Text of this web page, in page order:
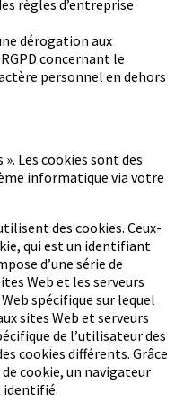
règles d’entreprise
dérogation aux
concernant le
personnel en dehors
Les cookies sont des
informatique via votre
des cookies. Ceux-
qui est un identifiant
d’une série de
Web et les serveurs
spécifique sur lequel
sites Web et serveurs
de l’utilisateur des
cookies différents. Grâce
cookie, un navigateur
identifié.